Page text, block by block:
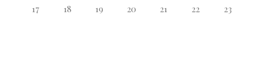
17 18 19 20 21 22 23